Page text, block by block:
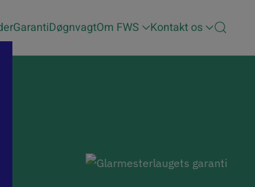
GarantiDøgnvagtOm FWS Kontakt os